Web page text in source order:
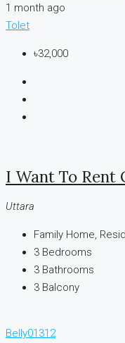
1 month ago
Tolet
৳32,000
I Want To Rent
Uttara
Family Home,
3 Bedrooms
3 Bathrooms
3 Balcony
Belly01312